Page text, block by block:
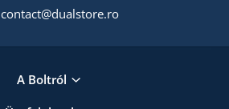
contact@dualstore.ro
A Boltról